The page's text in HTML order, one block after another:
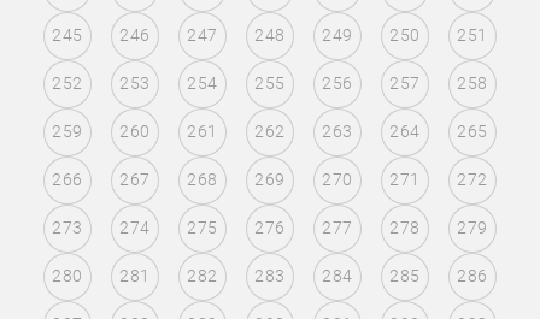
245 246 247 248 249 250 251
252 253 254 255 256 257 258
259 260 261 262 263 264 265
266 267 268 269 270 271 272
273 274 275 276 277 278 279
280 281 282 283 284 285 286